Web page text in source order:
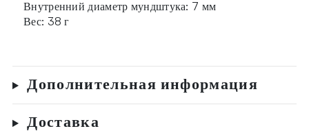
Внутренний диаметр мундштука: 7 мм
Вес: 38 г
Дополнительная информация
Доставка